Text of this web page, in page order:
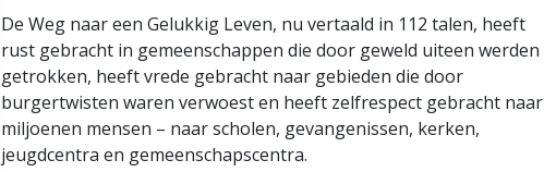
De Weg naar een Gelukkig Leven, nu vertaald in 112 talen, heeft
rust gebracht in gemeenschappen die door geweld uiteen werden
getrokken, heeft vrede gebracht naar gebieden die door
burgertwisten waren verwoest en heeft zelfrespect gebracht naar
miljoenen mensen – naar scholen, gevangenissen, kerken,
jeugdcentra en gemeenschapscentra.